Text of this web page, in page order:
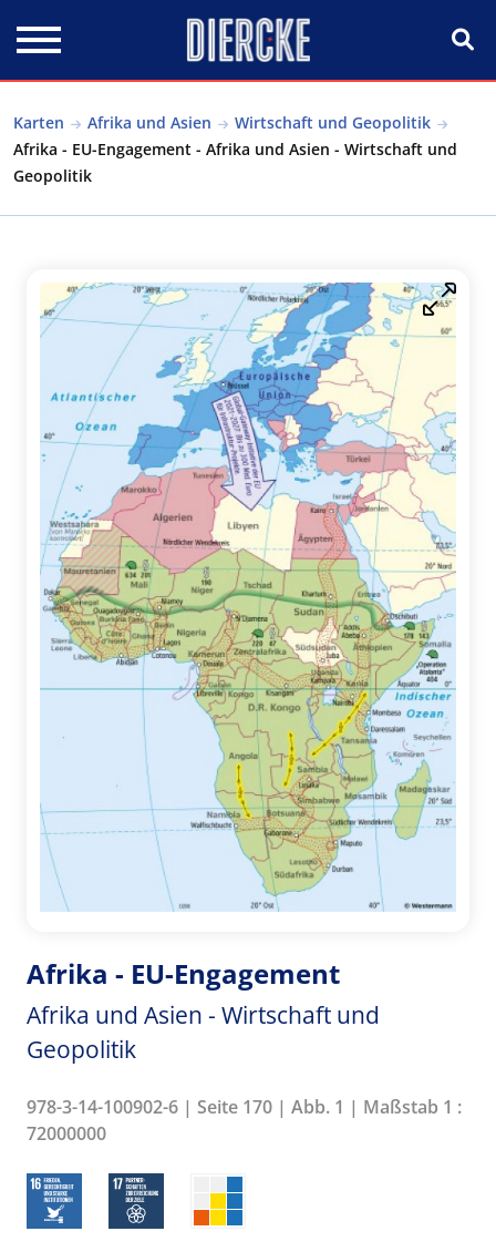
Karten Afrika und Asien
Wirtschaft und Geopolitik
Afrika - EU-Engagement - Afrika und Asien - Wirtschaft und
Geopolitik
Afrika - EU-Engagement
Afrika und Asien - Wirtschaft und
Geopolitik
978-3-14-100902-6 | Seite 170 | Abb. 1 | Maßstab 1 :
72000000